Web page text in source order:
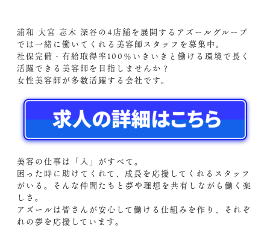
浦和 大宮 志木 深谷の4店舗を展開するアズールグループ
では一緒に働いてくれる美容師スタッフを募集中。
社保完備・有給取得率100％いきいきと働ける環境で長く
活躍できる美容師を目指しませんか？
女性美容師が多数活躍する会社です。
美容の仕事は「人」がすべて。
困った時に助けてくれて、成長を応援してくれるスタッフ
がいる。そんな仲間たちと夢や理想を共有しながら働く楽
しさ。
アズールは皆さんが安心して働ける仕組みを作り、それぞ
れの夢を応援しています。